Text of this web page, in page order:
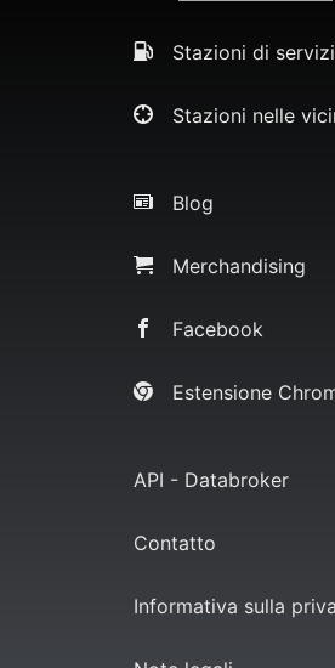
Stazioni di
Stazioni nelle
Blog
Merchandising
Facebook
Estensione
API - Databroker
Contatto
Informativa sulla